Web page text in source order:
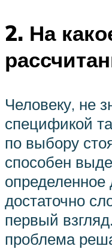
2. На
Человеку, не
спецификой
по выбору
способен
определенное
достаточно
первый
проблема